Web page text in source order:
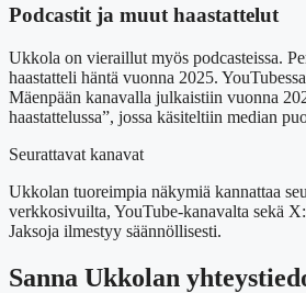
Podcastit ja muut haastattelut
Ukkola on vieraillut myös podcasteissa.
haastatteli häntä vuonna 2025.
Mäenpään kanavalla julkaistiin vuonna
haastattelussa”, jossa käsiteltiin median
Seurattavat kanavat
Ukkolan tuoreimpia näkymiä kannattaa
verkkosivuilta, YouTube-kanavalta sekä
Jaksoja ilmestyy säännöllisesti.
Sanna Ukkolan